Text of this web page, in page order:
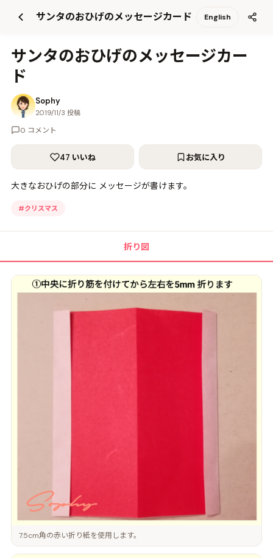
サンタのおひげのメッセージカード English
サンタのおひげのメッセージカー
ド
Sophy
2019/11/3 投稿
0 コメント
47 いいね お気に入り
大きなおひげの部分に メッセージが書けます。
#クリスマス
折り図
7.5cm角の赤い折り紙を使用します。